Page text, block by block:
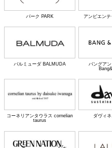
パーク PARK アンビエン
バルミューダ BALMUDA
バングア
コーネリアンタウラス cornelian
taurus
ダヴィ